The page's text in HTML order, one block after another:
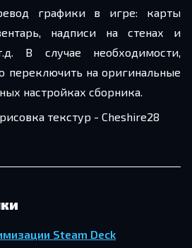
графики в игре: карты
надписи на стенах и
В случае необходимости,
переключить на оригинальные
настройках сборника.
текстур - Cheshire28
Steam Deck